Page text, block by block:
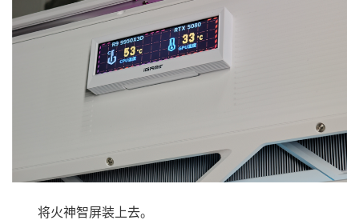
将火神智屏装上去。